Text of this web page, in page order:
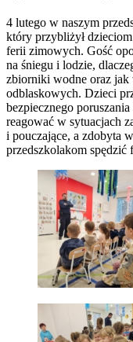
4 lutego w naszym
który przybliżył
ferii zimowych. Gość
na śniegu i lodzie,
zbiorniki wodne oraz jak
odblaskowych. Dzieci
bezpiecznego
reagować w sytuacjach
i pouczające, a zdobyta
przedszkolakom spędzić